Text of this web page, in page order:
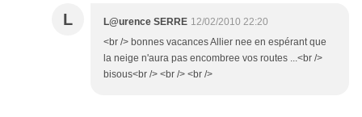
L L@urence SERRE 12/02/2010 22:20
<br /> bonnes vacances Allier nee en espérant que
la neige n'aura pas encombree vos routes ...<br />
bisous<br /> <br /> <br />